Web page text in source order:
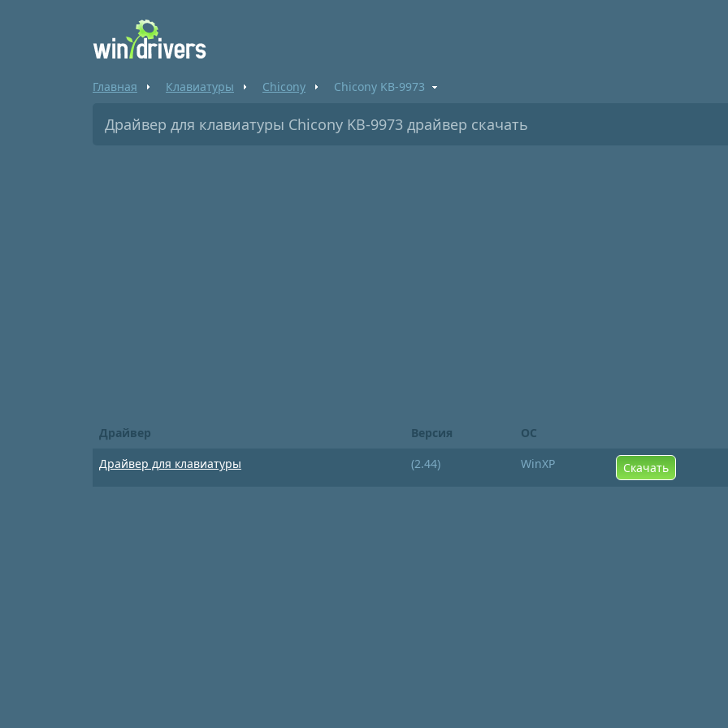
Главная Клавиатуры Chicony Chicony KB-9973
Драйвер для клавиатуры Chicony KB-9973 драйвер скачать
Драйвер Версия
ОС
Драйвер для клавиатуры
(2.44) WinXP Скачать